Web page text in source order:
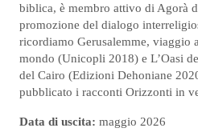
biblica, è membro attivo di Agorà
promozione del dialogo
ricordiamo Gerusalemme, viaggio
mondo (Unicopli 2018) e L’Oasi
del Cairo (Edizioni Dehoniane
pubblicato i racconti Orizzonti in
Data di uscita: maggio 2026